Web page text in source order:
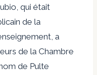
qui était
de la
a
de la Chambre
de Pulte